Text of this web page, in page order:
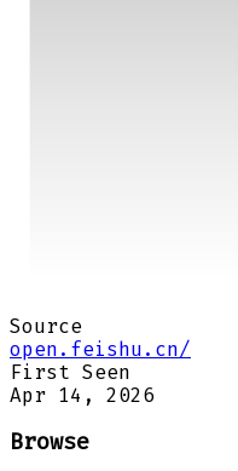
Source
open.feishu.cn/
First Seen
Apr 14, 2026
Browse